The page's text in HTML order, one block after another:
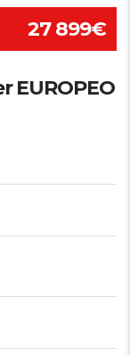
27 899€
EUROPEO